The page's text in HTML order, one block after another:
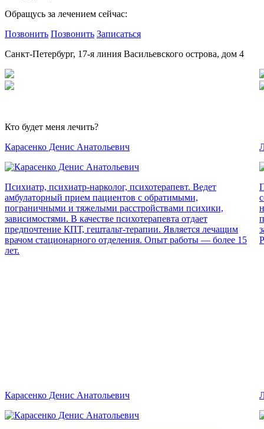
Обращусь за лечением сейчас:
Позвонить Позвонить Записаться
Санкт-Петербург, 17-я линия Васильевского острова, дом 4
Кто будет меня лечить?
Карасенко Денис Анатольевич
Психиатр, психиатр-нарколог, психотерапевт. Ведет
амбулаторный прием пациентов с обратимыми,
пограничными и тяжелыми расстройствами психики,
зависимостями. В качестве психотерапевта отдает
предпочтение КПТ, гештальт-терапии. Является лечащим
врачом стационарного отделения. Опыт работы — более 15
лет.
Карасенко Денис Анатольевич